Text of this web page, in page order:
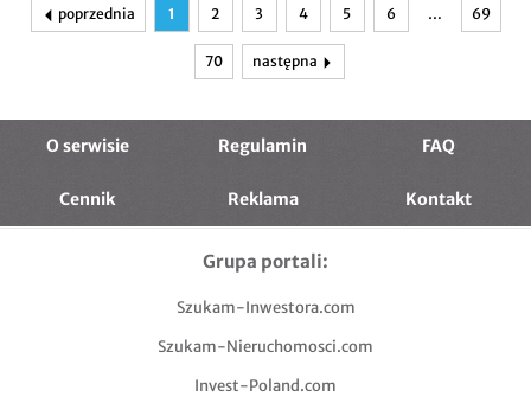
poprzednia 1 2 3 4 5 6 … 69
70 następna
O serwisie Regulamin FAQ
Cennik Reklama Kontakt
Grupa portali:
Szukam-Inwestora.com
Szukam-Nieruchomosci.com
Invest-Poland.com